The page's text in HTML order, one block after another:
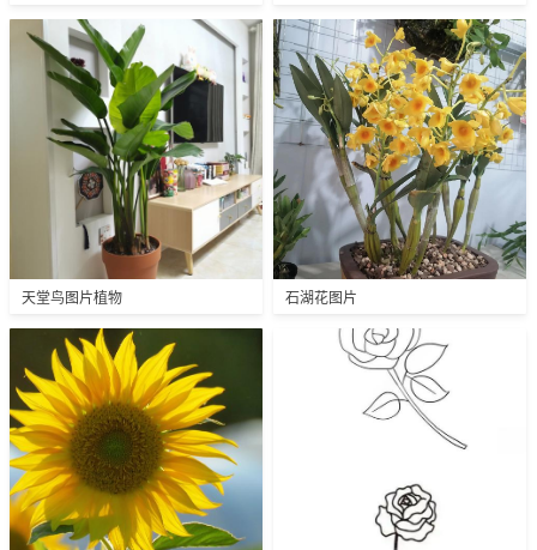
天堂鸟图片植物 石湖花图片